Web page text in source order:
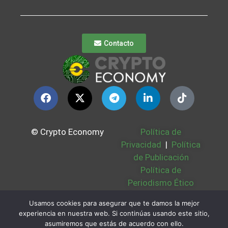
Contacto
© Crypto Economy
Política de
Privacidad | Política
de Publicación
Política de
Periodismo Ético
Bases Legales |
Partners | Sobre
Usamos cookies para asegurar que te damos la mejor
experiencia en nuestra web. Si continúas usando este sitio,
asumiremos que estás de acuerdo con ello.